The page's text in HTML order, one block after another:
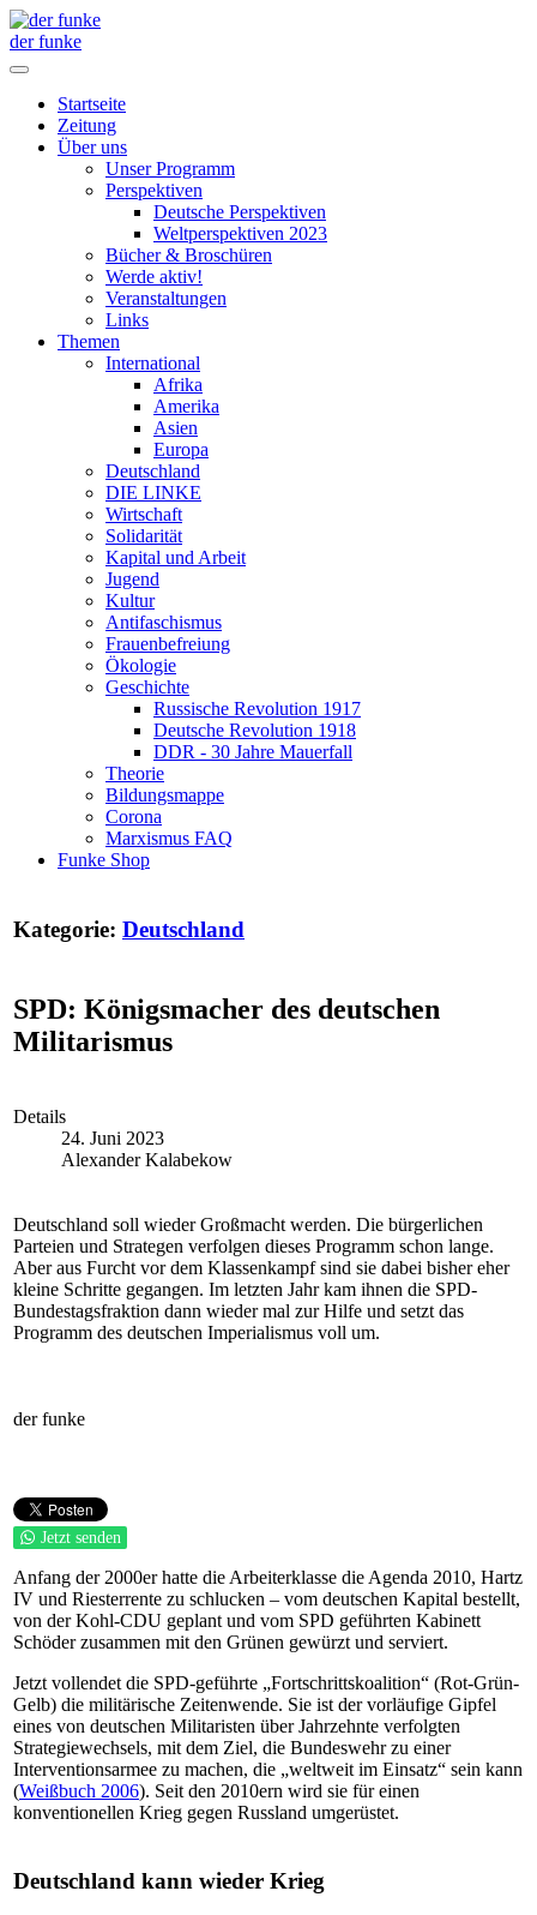
der funke
Startseite
Zeitung
Über uns
Unser Programm
Perspektiven
Deutsche Perspektiven
Weltperspektiven 2023
Bücher & Broschüren
Werde aktiv!
Veranstaltungen
Links
Themen
International
Afrika
Amerika
Asien
Europa
Deutschland
DIE LINKE
Wirtschaft
Solidarität
Kapital und Arbeit
Jugend
Kultur
Antifaschismus
Frauenbefreiung
Ökologie
Geschichte
Russische Revolution 1917
Deutsche Revolution 1918
DDR - 30 Jahre Mauerfall
Theorie
Bildungsmappe
Corona
Marxismus FAQ
Funke Shop
Kategorie: Deutschland
SPD: Königsmacher des deutschen
Militarismus
Details
24. Juni 2023
Alexander Kalabekow
Deutschland soll wieder Großmacht werden. Die bürgerlichen
Parteien und Strategen verfolgen dieses Programm schon lange.
Aber aus Furcht vor dem Klassenkampf sind sie dabei bisher eher
kleine Schritte gegangen. Im letzten Jahr kam ihnen die SPD-
Bundestagsfraktion dann wieder mal zur Hilfe und setzt das
Programm des deutschen Imperialismus voll um.
der funke
Jetzt senden
Anfang der 2000er hatte die Arbeiterklasse die Agenda 2010, Hartz
IV und Riesterrente zu schlucken – vom deutschen Kapital bestellt,
von der Kohl-CDU geplant und vom SPD geführten Kabinett
Schöder zusammen mit den Grünen gewürzt und serviert.
Jetzt vollendet die SPD-geführte „Fortschrittskoalition“ (Rot-Grün-
Gelb) die militärische Zeitenwende. Sie ist der vorläufige Gipfel
eines von deutschen Militaristen über Jahrzehnte verfolgten
Strategiewechsels, mit dem Ziel, die Bundeswehr zu einer
Interventionsarmee zu machen, die „weltweit im Einsatz“ sein kann
(Weißbuch 2006). Seit den 2010ern wird sie für einen
konventionellen Krieg gegen Russland umgerüstet.
Deutschland kann wieder Krieg